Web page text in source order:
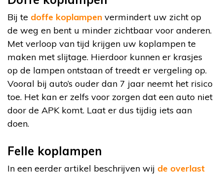
Bij te doffe koplampen vermindert uw zicht op
de weg en bent u minder zichtbaar voor anderen.
Met verloop van tijd krijgen uw koplampen te
maken met slijtage. Hierdoor kunnen er krasjes
op de lampen ontstaan of treedt er vergeling op.
Vooral bij auto’s ouder dan 7 jaar neemt het risico
toe. Het kan er zelfs voor zorgen dat een auto niet
door de APK komt. Laat er dus tijdig iets aan
doen.
Felle koplampen
In een eerder artikel beschrijven wij de overlast